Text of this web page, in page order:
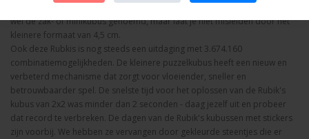
wel de zak- of minikubus genoemd, maar laat je niet misleiden door het
kleinere formaat van 4,5 cm.
Ook deze Rubkis is nog steeds een uitdaging met 3.674.160
combinatiemogelijkheden. De kleinere puzzelkubus heeft een nieuw en
verbeterd mechanisme dat zorgt voor vloeiender, sneller en
betrouwbaarder spel. De snelste tijd voor het oplossen van de Rubik's
kubus van 2x2 was minder dan 2 seconden - daag jezelf uit en probeer
dat record te verbreken. De dagen van de Rubik's kubussen met stickers
zijn voorbij. We hebben ze vervangen door gekleurde steentjes die er